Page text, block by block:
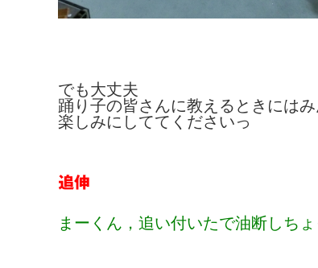
でも大丈夫
踊り子の皆さんに教えるときには
楽しみにしててくださいっ
追伸
まーくん，追い付いたで油断しち